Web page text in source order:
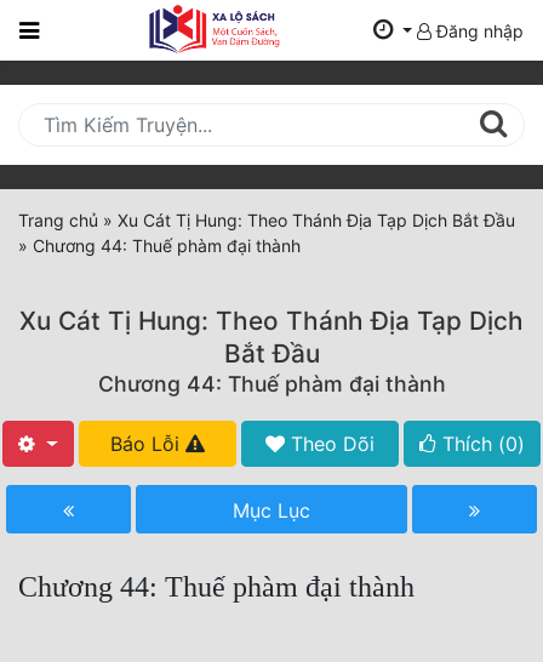
Trang
Mới
Cập
Nhật
(current)
Thể Loại
Truyện Mới Ra
Hoàn Thành
Free
Đăng nhập
Trang chủ » Xu Cát Tị Hung: Theo Thánh Địa Tạp Dịch Bắt Đầu
» Chương 44: Thuế phàm đại thành
Xu Cát Tị Hung: Theo Thánh Địa Tạp Dịch
Bắt Đầu
Chương 44: Thuế phàm đại thành
Báo Lỗi Theo Dõi Thích (0)
Mục Lục
Chương 44: Thuế phàm đại thành